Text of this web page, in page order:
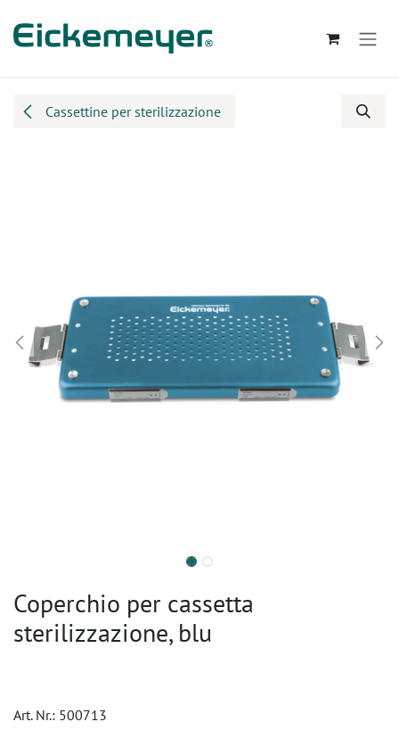
Cassettine per sterilizzazione
Coperchio per cassetta
sterilizzazione, blu
Art. Nr.: 500713